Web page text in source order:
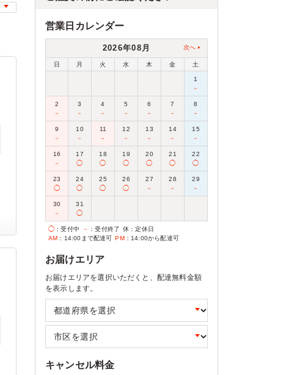
営業日カレンダー
2026年08月 次へ
日 月 火 水 木 金 土
1
－
2
－
3
－
4
－
5
－
6
－
7
－
8
－
9
－
10
－
11
－
12
－
13
－
14
－
15
－
16
－
17
◯
18
◯
19
◯
20
◯
21
◯
22
◯
23
◯
24
◯
25
◯
26
◯
27
－
28
－
29
－
30
－
31
◯
◯ ：受付中 － ：受付終了 休 ：定休日
AM ：14:00まで配達可 PM：14:00から配達可
お届けエリア
お届けエリアを選択いただくと、配達無料金額
を表示します。
キャンセル料金